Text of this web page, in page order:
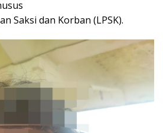
Saksi dan Korban (LPSK).